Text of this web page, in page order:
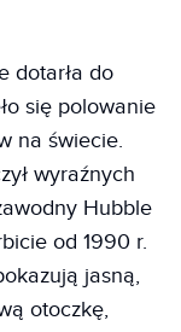
dotarła do
się polowanie
na świecie.
wyraźnych
Hubble
od 1990 r.
jasną,
otoczkę,